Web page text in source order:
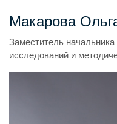
Макарова
Заместитель
исследований и